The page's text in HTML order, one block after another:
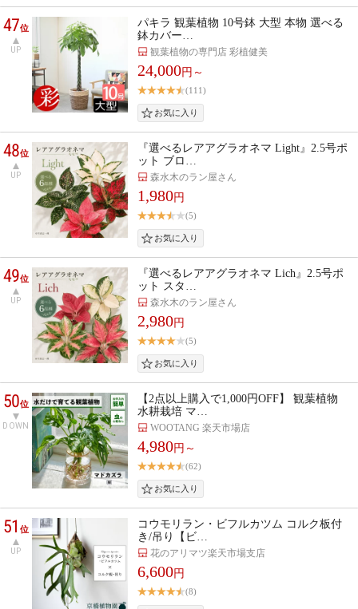
47位
UP
パキラ 観葉植物 10号鉢 大型 本物 選べる
鉢カバー…
観葉植物の専門店 彩植健美
24,000円～
(111)
48位
UP
『選べるレアアグラオネマ Light』2.5号ポ
ット ブロ…
森水木のラン屋さん
1,980円
(5)
49位
UP
『選べるレアアグラオネマ Lich』2.5号ポ
ット スタ…
森水木のラン屋さん
2,980円
(5)
50位
DOWN
【2点以上購入で1,000円OFF】 観葉植物
水耕栽培 マ…
WOOTANG 楽天市場店
4,980円～
(62)
51位
UP
コウモリラン・ビフルカツム コルク板付
き/吊り【ビ…
花のアリマツ楽天市場支店
6,600円
(8)